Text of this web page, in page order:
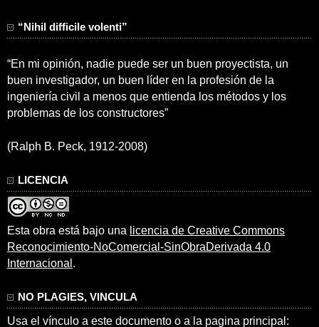
“Nihil difficile volenti”
“En mi opinión, nadie puede ser un buen proyectista, un
buen investigador, un buen líder en la profesión de la
ingeniería civil a menos que entienda los métodos y los
problemas de los constructores”
(Ralph B. Peck, 1912-2008)
LICENCIA
Esta obra está bajo una licencia de Creative Commons
Reconocimiento-NoComercial-SinObraDerivada 4.0
Internacional .
NO PLAGIES, VINCULA
Usa el vínculo a este documento o a la pagina principal: